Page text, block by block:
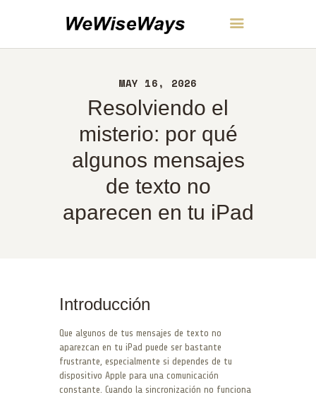
MAY 16, 2026
Resolviendo el
misterio: por qué
algunos mensajes
de texto no
aparecen en tu iPad
WeWiseWays
ACERCA DE
CONTACTO
POLÍTICA
ESPAÑOL
Introducción
Que algunos de tus mensajes de texto no
aparezcan en tu iPad puede ser bastante
frustrante, especialmente si dependes de tu
dispositivo Apple para una comunicación
constante. Cuando la sincronización no funciona